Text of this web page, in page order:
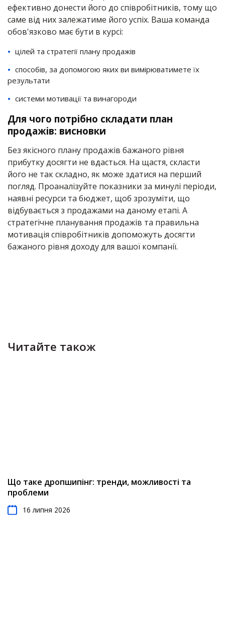
ефективно донести його до співробітників, тому що
саме від них залежатиме його успіх. Ваша команда
обов'язково має бути в курсі:
цілей та стратегії плану продажів
способів, за допомогою яких ви вимірюватимете їх
результати
системи мотивації та винагороди
Для чого потрібно складати план
продажів: висновки
Без якісного плану продажів бажаного рівня
прибутку досягти не вдасться. На щастя, скласти
його не так складно, як може здатися на перший
погляд. Проаналізуйте показники за минулі періоди,
наявні ресурси та бюджет, щоб зрозуміти, що
відбувається з продажами на даному етапі. А
стратегічне планування продажів та правильна
мотивація співробітників допоможуть досягти
бажаного рівня доходу для вашої компанії.
Читайте також
Що таке дропшипінг: тренди, можливості та
проблеми
16 липня 2026